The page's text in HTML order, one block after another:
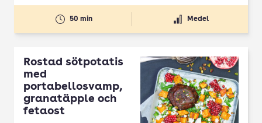
50 min Medel
Rostad sötpotatis
med
portabellosvamp,
granatäpple och
fetaost